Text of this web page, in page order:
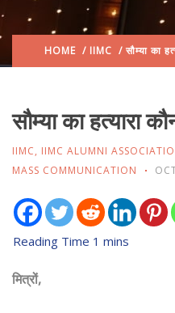
HOME / IIMC / सौम्या का
सौम्या का हत्यारा
IIMC, IIMC ALUMNI
MASS COMMUNICATION
मित्रों,